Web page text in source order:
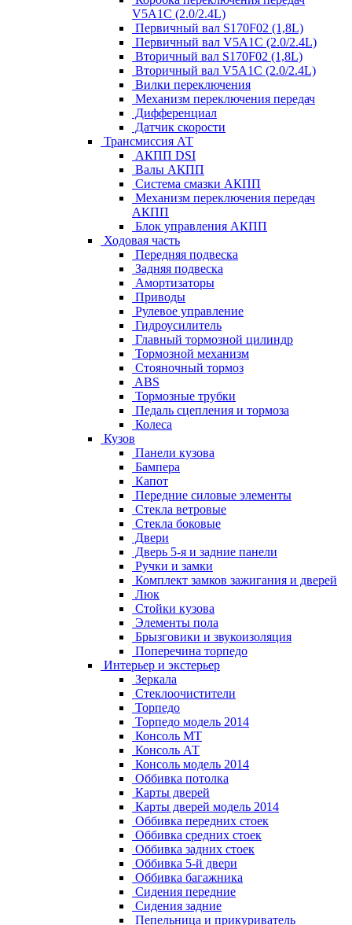
V5A1C (2.0/2.4L)
Первичный вал S170F02 (1,8L)
Первичный вал V5A1C (2.0/2.4L)
Вторичный вал S170F02 (1,8L)
Вторичный вал V5A1C (2.0/2.4L)
Вилки переключения
Механизм переключения передач
Дифференциал
Датчик скорости
Трансмиссия АТ
АКПП DSI
Валы АКПП
Система смазки АКПП
Механизм переключения передач
АКПП
Блок управления АКПП
Ходовая часть
Передняя подвеска
Задняя подвеска
Амортизаторы
Приводы
Рулевое управление
Гидроусилитель
Главный тормозной цилиндр
Тормозной механизм
Стояночный тормоз
ABS
Тормозные трубки
Педаль сцепления и тормоза
Колеса
Кузов
Панели кузова
Бампера
Капот
Передние силовые элементы
Стекла ветровые
Стекла боковые
Двери
Дверь 5-я и задние панели
Ручки и замки
Комплект замков зажигания и дверей
Люк
Стойки кузова
Элементы пола
Брызговики и звукоизоляция
Поперечина торпедо
Интерьер и экстерьер
Зеркала
Стеклоочистители
Торпедо
Торпедо модель 2014
Консоль МТ
Консоль АТ
Консоль модель 2014
Оббивка потолка
Карты дверей
Карты дверей модель 2014
Оббивка передних стоек
Оббивка средних стоек
Оббивка задних стоек
Оббивка 5-й двери
Оббивка багажника
Сидения передние
Сидения задние
Пепельница и прикуриватель